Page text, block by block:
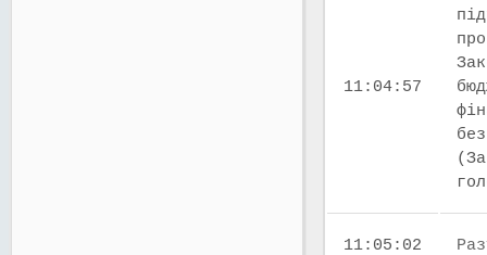
11:04:57
11:05:02